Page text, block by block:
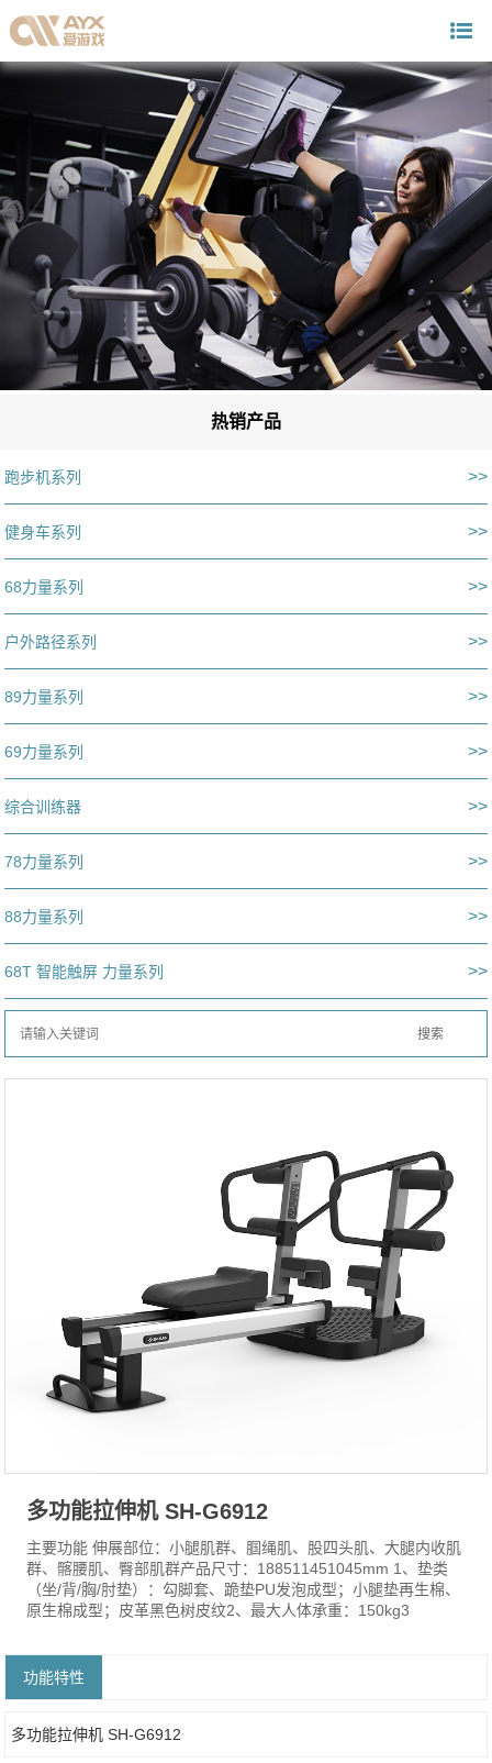
热销产品
跑步机系列 >>
健身车系列 >>
68力量系列 >>
户外路径系列 >>
89力量系列 >>
69力量系列 >>
综合训练器 >>
78力量系列 >>
88力量系列 >>
68T 智能触屏 力量系列 >>
多功能拉伸机 SH-G6912
主要功能 伸展部位：小腿肌群、腘绳肌、股四头肌、大腿内收肌
群、髂腰肌、臀部肌群产品尺寸：188511451045mm 1、垫类
（坐/背/胸/肘垫）：勾脚套、跪垫PU发泡成型；小腿垫再生棉、
原生棉成型；皮革黑色树皮纹2、最大人体承重：150kg3
功能特性
多功能拉伸机 SH-G6912